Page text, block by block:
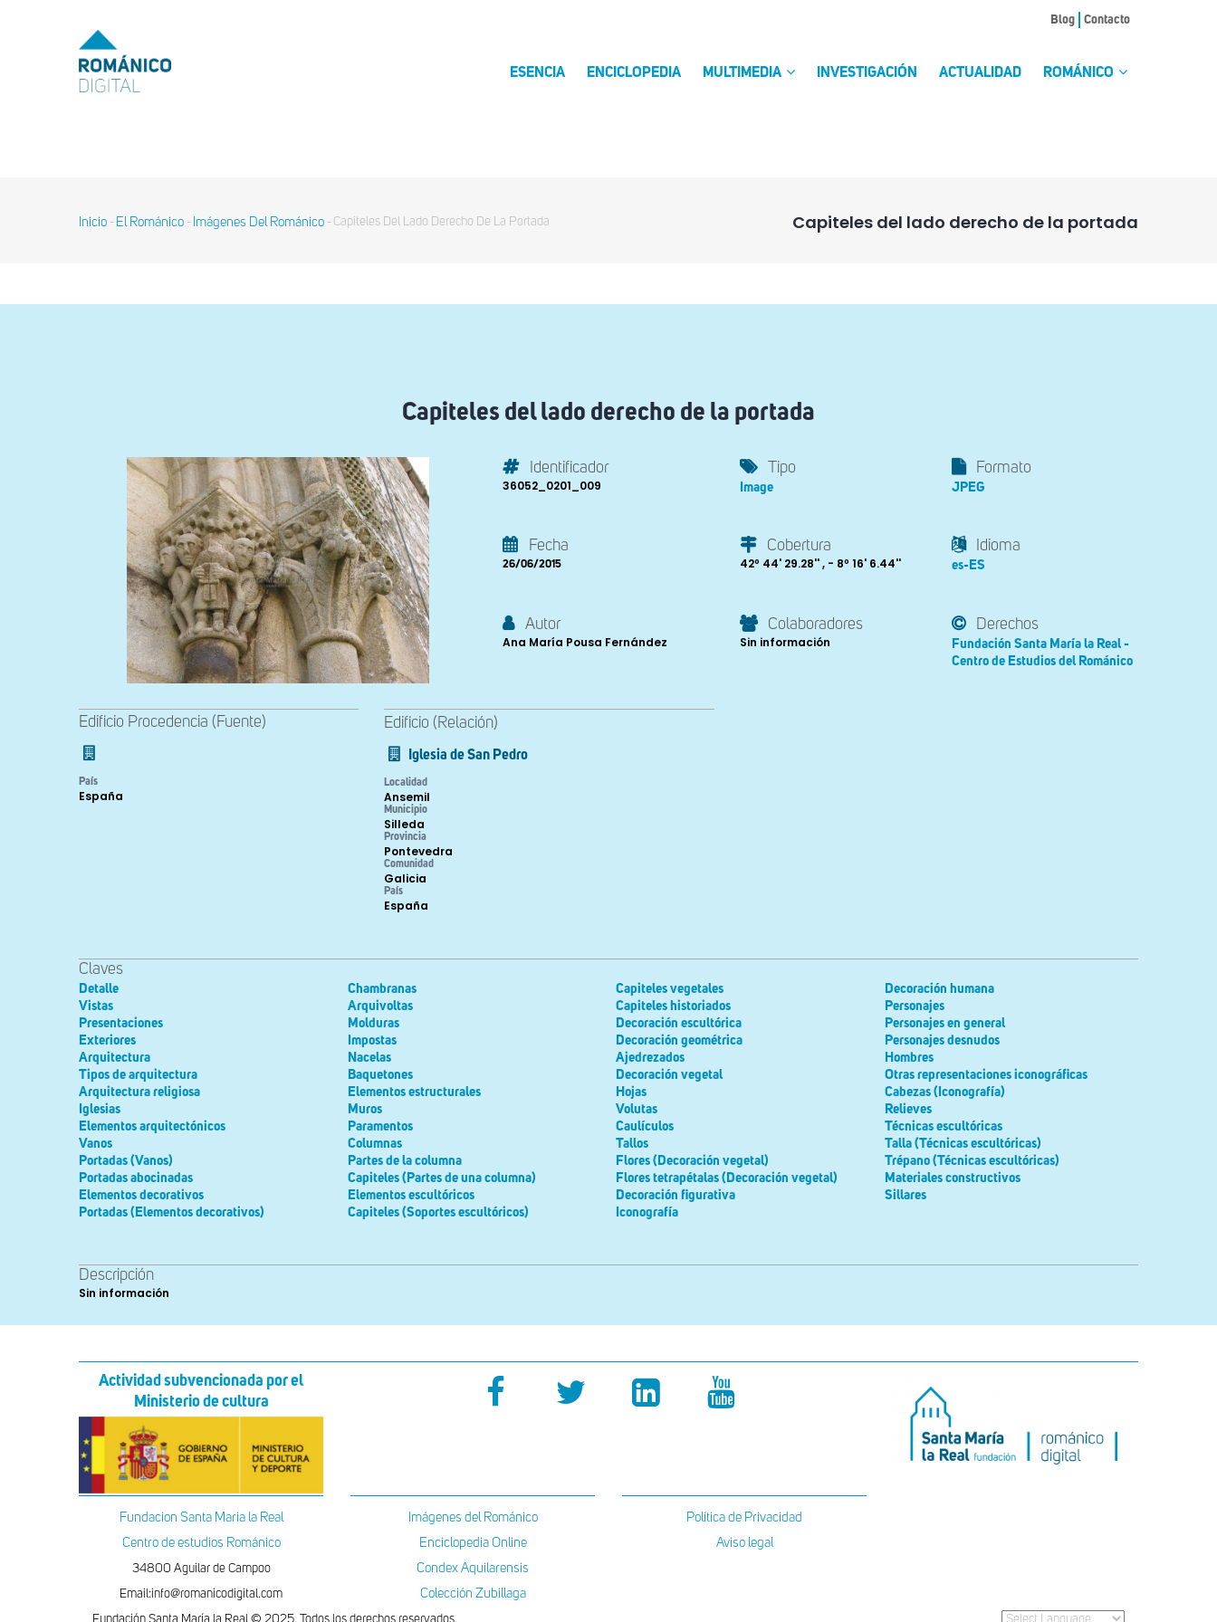
MENU
TOP
Blog Contacto
ESENCIA ENCICLOPEDIA MULTIMEDIA INVESTIGACIÓN ACTUALIDAD ROMÁNICO
Capiteles del lado derecho de la portada
Sobrescribir
Inicio - El Románico - Imágenes Del Románico - Capiteles Del Lado Derecho De La Portada
Capiteles del lado derecho de la portada
Identificador
36052_0201_009
Tipo
Image
Formato
JPEG
Fecha
26/06/2015
Cobertura
42º 44' 29.28'' , - 8º 16' 6.44''
Idioma
es-ES
Autor
Ana María Pousa Fernández
Colaboradores
Sin información
Derechos
Fundación Santa María la Real -
Centro de Estudios del Románico
Edificio Procedencia (Fuente)
País
España
Edificio (Relación)
Iglesia de San Pedro
Localidad
Ansemil
Municipio
Silleda
Provincia
Pontevedra
Comunidad
Galicia
País
España
Claves
Detalle
Vistas
Presentaciones
Exteriores
Arquitectura
Tipos de arquitectura
Arquitectura religiosa
Iglesias
Elementos arquitectónicos
Vanos
Portadas (Vanos)
Portadas abocinadas
Elementos decorativos
Portadas (Elementos decorativos)
Chambranas
Arquivoltas
Molduras
Impostas
Nacelas
Baquetones
Elementos estructurales
Muros
Paramentos
Columnas
Partes de la columna
Capiteles (Partes de una columna)
Elementos escultóricos
Capiteles (Soportes escultóricos)
Capiteles vegetales
Capiteles historiados
Decoración escultórica
Decoración geométrica
Ajedrezados
Decoración vegetal
Hojas
Volutas
Caulículos
Tallos
Flores (Decoración vegetal)
Flores tetrapétalas (Decoración vegetal)
Decoración figurativa
Iconografía
Decoración humana
Personajes
Personajes en general
Personajes desnudos
Hombres
Otras representaciones iconográficas
Cabezas (Iconografía)
Relieves
Técnicas escultóricas
Talla (Técnicas escultóricas)
Trépano (Técnicas escultóricas)
Materiales constructivos
Sillares
Descripción
Sin información
Actividad subvencionada por el
Ministerio de cultura
Fundacion Santa Maria la Real
Centro de estudios Románico
34800 Aguilar de Campoo
Email:info@romanicodigital.com
Imágenes del Románico
Enciclopedia Online
Condex Aquilarensis
Colección Zubillaga
Política de Privacidad
Aviso legal
Fundación Santa María la Real © 2025. Todos los derechos reservados.